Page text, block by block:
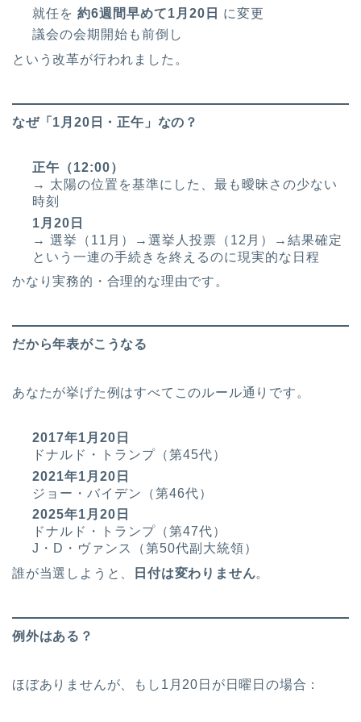
就任を 約6週間早めて1月20日
に変更
議会の会期開始も前倒し
という改革が行われました。
なぜ「1月20日・正午」なの？
正午（12:00）
→ 太陽の位置を基準にした、最も曖昧さの少ない
時刻
1月20日
→ 選挙（11月）→選挙人投票（12月）→結果確定
という一連の手続きを終えるのに現実的な日程
かなり実務的・合理的な理由です。
だから年表がこうなる
あなたが挙げた例はすべてこのルール通りです。
2017年1月20日
ドナルド・トランプ（第45代）
2021年1月20日
ジョー・バイデン（第46代）
2025年1月20日
ドナルド・トランプ（第47代）
J・D・ヴァンス（第50代副大統領）
誰が当選しようと、
日付は変わりません。
例外はある？
ほぼありませんが、もし1月20日が日曜日の場合：